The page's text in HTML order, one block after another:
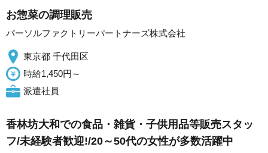
お惣菜の調理販売
パーソルファクトリーパートナーズ株式会社
東京都 千代田区
時給1,450円～
派遣社員
香林坊大和での食品・雑貨・子供用品等販売スタッ
フ/未経験者歓迎!/20～50代の女性が多数活躍中